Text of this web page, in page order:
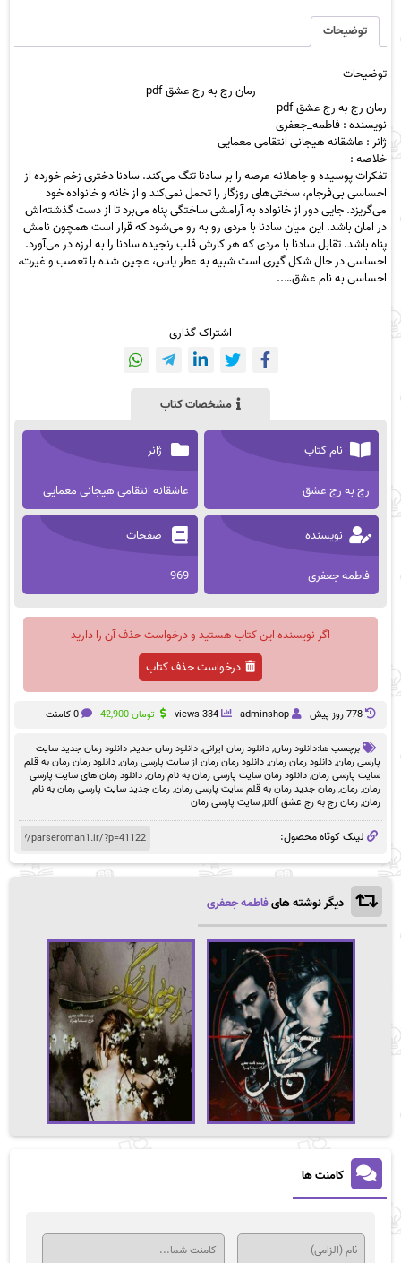
عشق
pdf
توضیحات
توضیحات
رمان رج به رج عشق pdf
رمان رج به رجعشقpdf
نویسنده : فاطمه_جعفری
ژانر : عاشقانه هیجانی انتقامی معمایی
خلاصه :
تفکرات پوسیده و جاهلانه عرصه را بر سادنا تنگ می‌کند. سادنا دختری زخم خورده از
احساسی بی‌فرجام، سختی‌های روزگار را تحمل نمی‌کند و از خانه و خانواده خود
می‌گریزد‌. جایی دور از خانواده به آرامشی ساختگی پناه می‌برد تا از دست گذشته‌اش
در امان باشد. این میان سادنا با مردی رو به رو می‌شود که قرار‌ است همچون نامش
پناه باشد. تقابل سادنا با مردی که هر کارش قلب رنجیده سادنا را به لرزه در می‌آورد.
احساسی در حال شکل گیری‌ است شبیه به عطر یاس، عجین شده با تعصب و غیرت،
احساسی به نام عشق…..
اشتراک گذاری
مشخصات کتاب
نام کتاب
رج به رج عشق
ژانر
عاشقانه انتقامی هیجانی معمایی
نویسنده
فاطمه جعفری
صفحات
969
اگر نویسنده این کتاب هستید و درخواست حذف آن را دارید
درخواست حذف کتاب
778 روز پيش adminshop
334 views تومان42,900 0 کامنت
برچسب ها:دانلود رمان,دانلود رمان ایرانی,دانلود رمان جدید,دانلود رمان جدید سایت
پارسی رمان,دانلود رمان رمان,دانلود رمان رمان از سایت پارسی رمان,دانلود رمان رمان به قلم
سایت پارسی رمان,دانلود رمان سایت پارسی رمان به نام رمان,دانلود رمان های سایت پارسی
رمان,رمان,رمان جدید رمان به قلم سایت پارسی رمان,رمان جدید سایت پارسی رمان به نام
رمان,رمان رج به رج عشق pdf ,سایت پارسی رمان
لینک کوتاه محصول:
دیگر نوشته هایفاطمه جعفری
کامنت ها